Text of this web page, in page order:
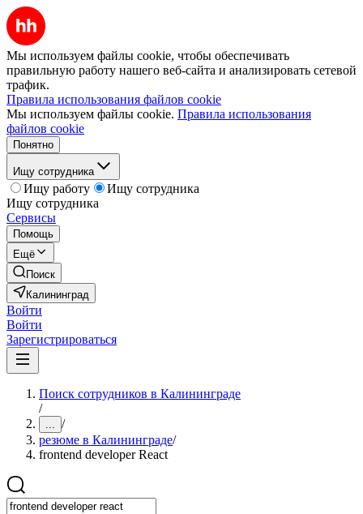
Мы используем файлы cookie, чтобы обеспечивать
правильную работу нашего веб-сайта и анализировать сетевой
трафик.
Правила использования файлов cookie
Мы используем файлы cookie. Правила использования
файлов cookie
Понятно
Ищу сотрудника
Ищу работу
Ищу сотрудника
Ищу сотрудника
Сервисы
Помощь
Ещё
Поиск
Калининград
Войти
Войти
Зарегистрироваться
Поиск сотрудников в Калининграде
/
... /
резюме в Калининграде/
frontend developer React